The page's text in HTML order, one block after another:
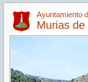
Ayuntamiento
Murias